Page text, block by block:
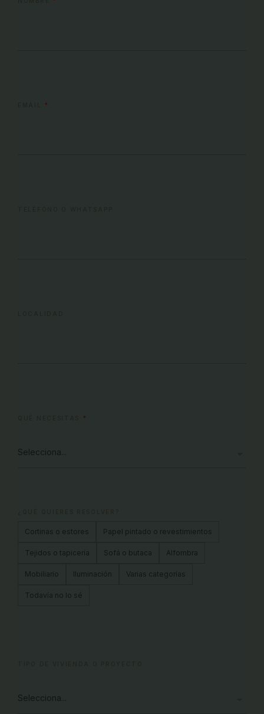
*
*
Cortinas o estores Papel pintado o revestimientos
Tejidos o tapicería Sofá o butaca Alfombra
Mobiliario Iluminación Varias categorías
Todavía no lo sé